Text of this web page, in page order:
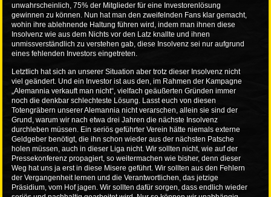
unwahrscheinlich, 75% der Mitglieder für eine Investorenlösung
gewinnen zu können. Nun hat man den zweifelnden Fans klar gemacht,
wohin ihre ablehnende Haltung führen wird, indem man ihnen diese
Insolvenz wie aus dem Nichts vor den Latz knallte und ihnen
unmissverständlich zu verstehen gab, diese Insolvenz sei nur aufgrund
eines fehlenden Investors eingetreten.
Letztlich hat sich an unserer Situation aber trotz dieser Insolvenz nicht
viel geändert. Und ein Investor ist aus den, im Rahmen der Kampagne
„Alemannia verkauft man nicht“, vielfach geäußerten Gründen immer
noch die denkbar schlechteste Lösung. Lasst euch von diesen
Totengräbern unserer Alemannia nicht verarschen, allein sie sind der
Grund, warum wir nach etwa drei Jahren die nächste Insolvenz
durchleben müssen. Ein seriös geführter Verein hätte niemals externe
Geldgeber benötigt, die ihn schon wieder aus der nächsten Patsche
holen müssen, auch in dieser Liga nicht. Wir sollten nicht, wie auf der
Pressekonferenz propagiert, so weitermachen wie bisher, denn dieser
Weg hat uns ja erst in diese Misere geführt. Wir sollten aus den Fehlern
der Vergangenheit lernen und die Verantwortlichen, das jetzige
Präsidium, vom Hof jagen. Wir sollten dafür sorgen, dass endlich wieder